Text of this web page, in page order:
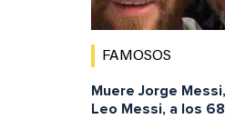
FAMOSOS
Muere Jorge
Leo Messi, a los